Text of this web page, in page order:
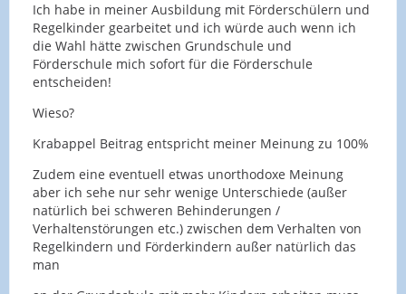
Ich habe in meiner Ausbildung mit Förderschülern und
Regelkinder gearbeitet und ich würde auch wenn ich
die Wahl hätte zwischen Grundschule und
Förderschule mich sofort für die Förderschule
entscheiden!
Wieso?
Krabappel Beitrag entspricht meiner Meinung zu 100%
Zudem eine eventuell etwas unorthodoxe Meinung
aber ich sehe nur sehr wenige Unterschiede (außer
natürlich bei schweren Behinderungen /
Verhaltenstörungen etc.) zwischen dem Verhalten von
Regelkindern und Förderkindern außer natürlich das
man